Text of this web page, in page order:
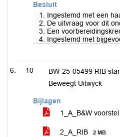
Besluit
1. Ingestemd met een
2. De uitvraag voor dit
3. Een
4. Ingestemd met
10
BW-25-05499 RIB
Beweegt Uitwyck
Bijlagen
1_A_B&W voorstel
2_A_RIB 2 MB